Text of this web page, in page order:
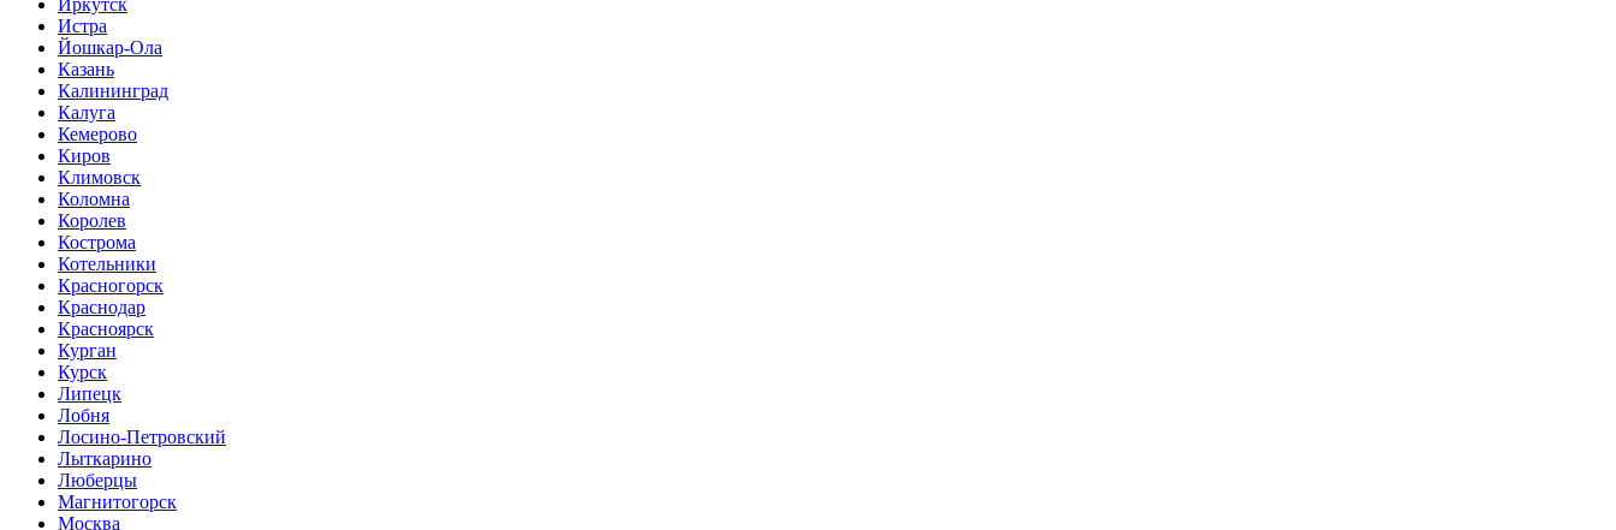
Иркутск
Истра
Йошкар-Ола
Казань
Калининград
Калуга
Кемерово
Киров
Климовск
Коломна
Королев
Кострома
Котельники
Красногорск
Краснодар
Красноярск
Курган
Курск
Липецк
Лобня
Лосино-Петровский
Лыткарино
Люберцы
Магнитогорск
Москва